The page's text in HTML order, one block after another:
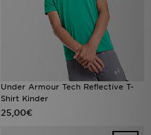
Under Armour Tech Reflective T-
Shirt Kinder
25,00€